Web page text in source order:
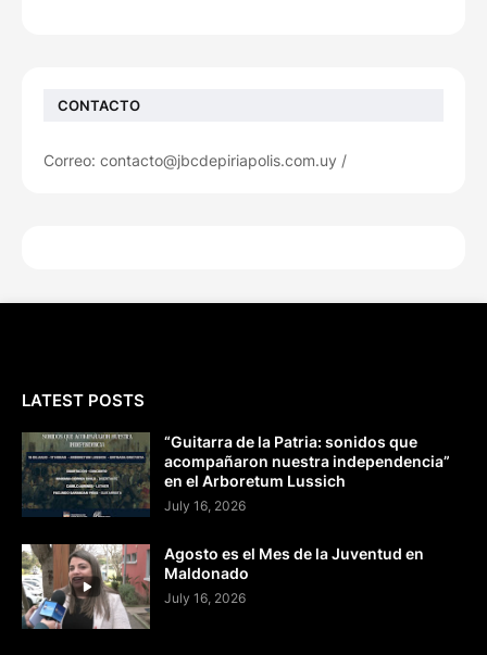
CONTACTO
Correo: contacto@jbcdepiriapolis.com.uy /
LATEST POSTS
“Guitarra de la Patria: sonidos que
acompañaron nuestra independencia”
en el Arboretum Lussich
July 16, 2026
Agosto es el Mes de la Juventud en
Maldonado
July 16, 2026